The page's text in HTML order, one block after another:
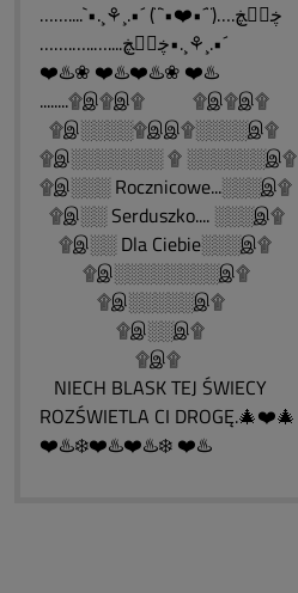
……....`•.¸⚘¸.•´ (¨`•❤️•´¨)….ڿڰۣڿ
…….…..…....ڿڰۣڿ•.¸⚘¸.•´
❤️♨️❀ ❤️♨️❤️♨️❀ ❤️♨️
........۩இ۩இ۩ ۩இ۩இ۩
۩இ░░░░۩இஇ۩░░░░இ۩
۩இ░░░░░░░ ۩ ░░░░░░இ۩
۩இ░░░ Rocznicowe...░░░இ۩
۩இ░░ Serduszko.... ░░░இ۩
۩இ░░ Dla Ciebie░░░இ۩
۩இ░░░░░░░░இ۩
۩இ░░░░░இ۩
۩இ░░இ۩
۩இ۩
NIECH BLASK TEJ ŚWIECY
ROZŚWIETLA CI DROGĘ.🎄❤️🎄
❤️♨️❄️❤️♨️❤️♨️❄️ ❤️♨️